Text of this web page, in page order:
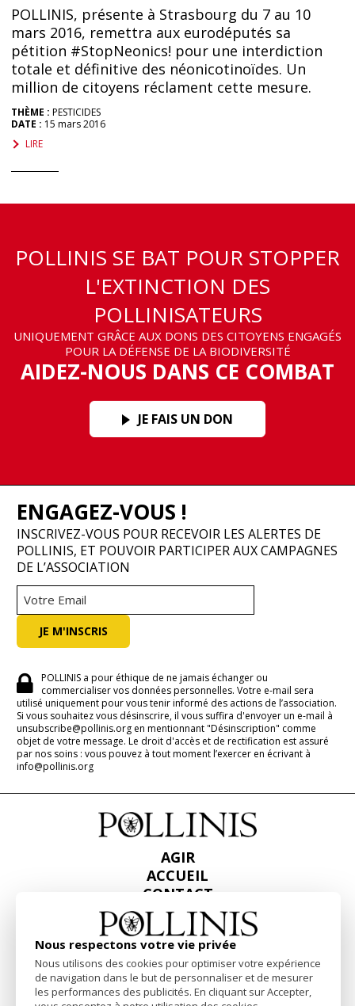
POLLINIS, présente à Strasbourg du 7 au 10
mars 2016, remettra aux eurodéputés sa
pétition #StopNeonics! pour une interdiction
totale et définitive des néonicotinoïdes. Un
million de citoyens réclament cette mesure.
THÈME : PESTICIDES
DATE : 15 mars 2016
LIRE
POLLINIS SE BAT POUR STOPPER
L'EXTINCTION DES
POLLINISATEURS
UNIQUEMENT GRÂCE AUX DONS DES CITOYENS ENGAGÉS
POUR LA DÉFENSE DE LA BIODIVERSITÉ
AIDEZ-NOUS DANS CE COMBAT
JE FAIS UN DON
ENGAGEZ-VOUS !
INSCRIVEZ-VOUS POUR RECEVOIR LES ALERTES DE
POLLINIS, ET POUVOIR PARTICIPER AUX CAMPAGNES
DE L’ASSOCIATION
POLLINIS a pour éthique de ne jamais échanger ou
commercialiser vos données personnelles. Votre e-mail sera
utilisé uniquement pour vous tenir informé des actions de l’association.
Si vous souhaitez vous désinscrire, il vous suffira d'envoyer un e-mail à
unsubscribe@pollinis.org en mentionnant "Désinscription" comme
objet de votre message. Le droit d'accès et de rectification est assuré
par nos soins : vous pouvez à tout moment l’exercer en écrivant à
info@pollinis.org
AGIR
ACCUEIL
CONTACT
PRESSE
RAPPORTS & BILANS
FacebookLinkedinInstagram
Nous respectons votre vie privée
Nous utilisons des cookies pour optimiser votre expérience
de navigation dans le but de personnaliser et de mesurer
les performances des publicités. En cliquant sur Accepter,